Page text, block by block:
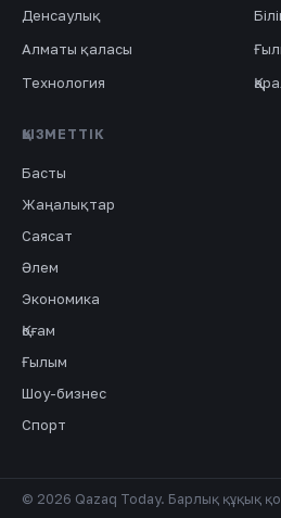
Денсаулық
Алматы қаласы
Технология
ҚЫЗМЕТТІК
Басты
Жаңалықтар
Саясат
Әлем
Экономика
Қоғам
Ғылым
Шоу-бизнес
Спорт
© 2026 Qazaq Today. Барлық құқық